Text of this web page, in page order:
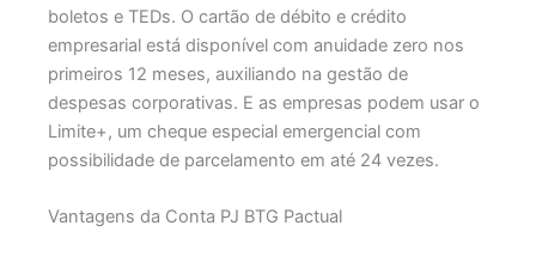
boletos e TEDs. O cartão de débito e crédito
empresarial está disponível com anuidade zero nos
primeiros 12 meses, auxiliando na gestão de
despesas corporativas.​ E as empresas podem usar o
Limite+, um cheque especial emergencial com
possibilidade de parcelamento em até 24 vezes.​
Vantagens da Conta PJ BTG Pactual